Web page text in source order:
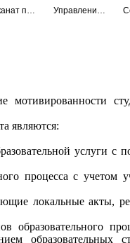
мотивированности
являются:
услуги
процесса с учетом
локальные акты,
образовательного
образовательных